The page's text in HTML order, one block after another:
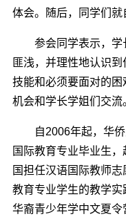
体会。随后，同学们就
参会同学表示，学
匪浅，并理性地认识
技能和必须要面对的
机会和学长学姐们交流
自2006年起，华侨
国际教育专业毕业生
国担任汉语国际教师
教育专业学生的教学实
华裔青少年学中文夏令